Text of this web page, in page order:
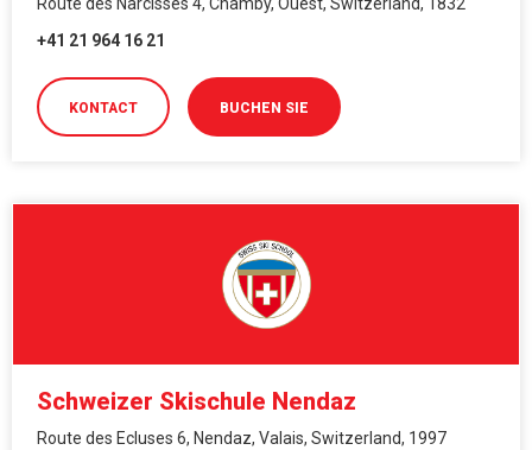
+41 21 964 16 21
KONTACT BUCHEN SIE
Schweizer Skischule Nendaz
Route des Ecluses 6, Nendaz, Valais, Switzerland, 1997